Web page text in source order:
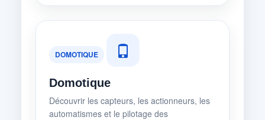
DOMOTIQUE
Domotique
Découvrir les capteurs, les actionneurs, les
automatismes et le pilotage des